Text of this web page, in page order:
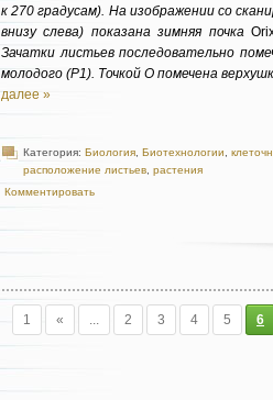
к 270 градусам). На изображении со
внизу слева) показана зимняя почка
Зачатки листьев последовательно
молодого (P1). Точкой O помечена
далее »
Категория: Биология Биотехнологии
расположение листьев растения
Комментировать
1 « ... 2 3 4 5 6